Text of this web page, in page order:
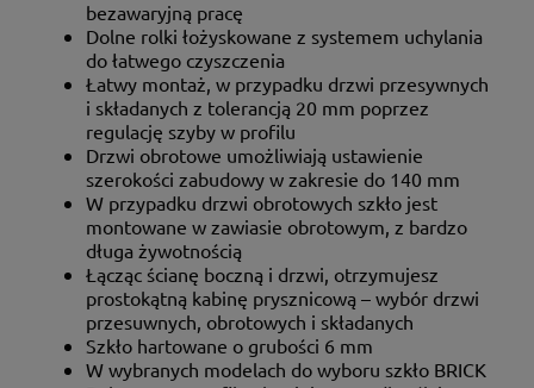
bezawaryjną pracę
Dolne rolki łożyskowane z systemem uchylania
do łatwego czyszczenia
Łatwy montaż, w przypadku drzwi przesywnych
i składanych z tolerancją 20 mm poprzez
regulację szyby w profilu
Drzwi obrotowe umożliwiają ustawienie
szerokości zabudowy w zakresie do 140 mm
W przypadku drzwi obrotowych szkło jest
montowane w zawiasie obrotowym, z bardzo
długa żywotnością
Łącząc ścianę boczną i drzwi, otrzymujesz
prostokątną kabinę prysznicową – wybór drzwi
przesuwnych, obrotowych i składanych
Szkło hartowane o grubości 6 mm
W wybranych modelach do wyboru szkło BRICK